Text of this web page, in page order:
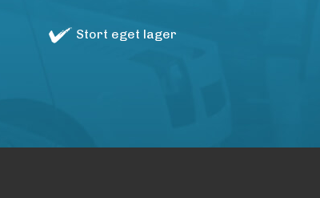
Stort eget lager